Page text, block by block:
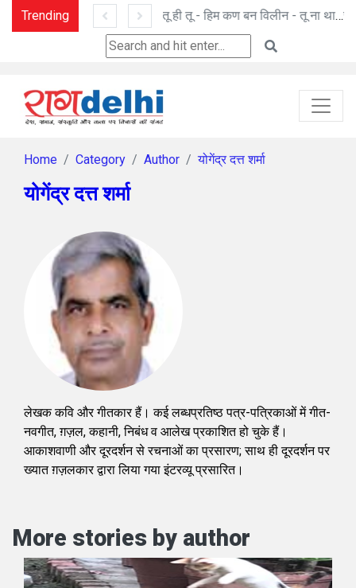
Trending तू ही तू - हिम कण बन विलीन - तू ना था : मनोज पांडे की कविताएँ
Home Category Author योगेंद्र दत्त शर्मा
योगेंद्र दत्त शर्मा
लेखक कवि और गीतकार हैं। कई लब्धप्रतिष्ठ पत्र-पत्रिकाओं में गीत-
नवगीत, ग़ज़ल, कहानी, निबंध व आलेख प्रकाशित हो चुके हैं।
आकाशवाणी और दूरदर्शन से रचनाओं का प्रसारण; साथ ही दूरदर्शन पर
ख्यात ग़ज़लकार द्वारा लिया गया इंटरव्यू प्रसारित।
More stories by author